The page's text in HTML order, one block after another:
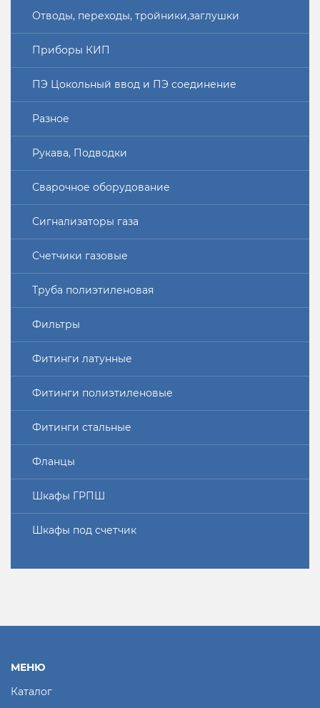
Отводы, переходы, тройники,заглушки
Приборы КИП
ПЭ Цокольный ввод и ПЭ соединение
Разное
Рукава, Подводки
Сварочное оборудование
Сигнализаторы газа
Счетчики газовые
Труба полиэтиленовая
Фильтры
Фитинги латунные
Фитинги полиэтиленовые
Фитинги стальные
Фланцы
Шкафы ГРПШ
Шкафы под счетчик
МЕНЮ
Каталог